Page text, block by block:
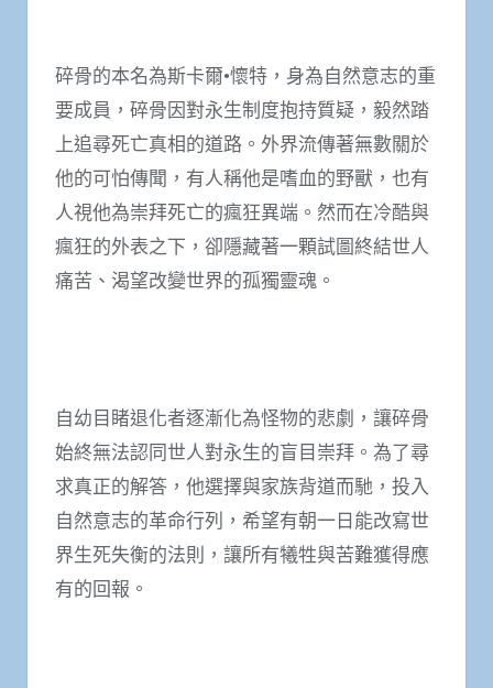
碎骨的本名為斯卡爾•懷特，身為自然意志的重
要成員，碎骨因對永生制度抱持質疑，毅然踏
上追尋死亡真相的道路。外界流傳著無數關於
他的可怕傳聞，有人稱他是嗜血的野獸，也有
人視他為崇拜死亡的瘋狂異端。然而在冷酷與
瘋狂的外表之下，卻隱藏著一顆試圖終結世人
痛苦、渴望改變世界的孤獨靈魂。
自幼目睹退化者逐漸化為怪物的悲劇，讓碎骨
始終無法認同世人對永生的盲目崇拜。為了尋
求真正的解答，他選擇與家族背道而馳，投入
自然意志的革命行列，希望有朝一日能改寫世
界生死失衡的法則，讓所有犧牲與苦難獲得應
有的回報。